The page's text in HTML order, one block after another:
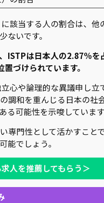
該当する人の割合は、他
ないです。
ISTPは日本人の2.87%を
づけられています。
心や論理的な異議申し立
調和を重んじる日本の社
る可能性を示唆していま
専門性として活かすこと
能でしょう。
人を推薦してもらう＞